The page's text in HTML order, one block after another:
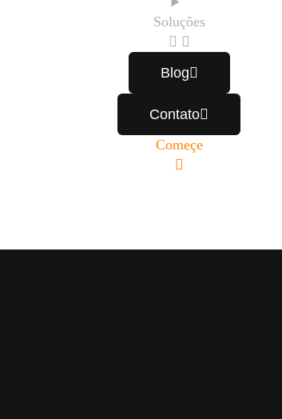
Soluções
Blog
Contato
Começe